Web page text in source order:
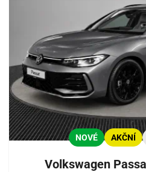
NOVÉ AKČNÍ
Volkswagen